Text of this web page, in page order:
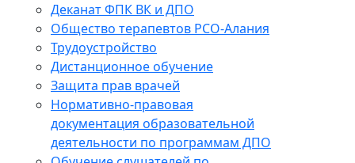
Деканат ФПК ВК и ДПО
Общество терапевтов РСО-Алания
Трудоустройство
Дистанционное обучение
Защита прав врачей
Нормативно-правовая
документация образовательной
деятельности по программам ДПО